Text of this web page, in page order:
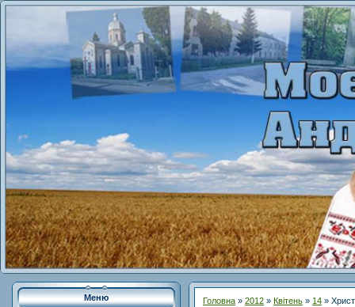
Меню Головна » 2012 » Квітень » 14 »